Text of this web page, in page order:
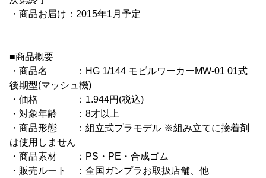
・商品お届け：2015年1月予定
■商品概要
・商品名 ：HG 1/144 モビルワーカーMW-01 01式
後期型(マッシュ機)
・価格 ：1.944円(税込)
・対象年齢 ：8才以上
・商品形態 ：組立式プラモデル ※組み立てに接着剤
は使用しません
・商品素材 ：PS・PE・合成ゴム
・販売ルート ：全国ガンプラお取扱店舗、他